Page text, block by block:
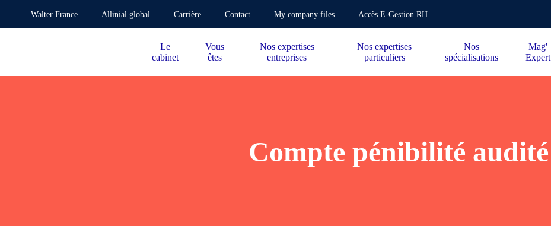
Walter France Allinial global Carrière Contact My company files Accès E-Gestion RH
Le
cabinet
Vous
êtes
Nos expertises
entreprises
Nos expertises
particuliers
Nos
spécialisations
Mag'
Expert
Compte pénibilité audité